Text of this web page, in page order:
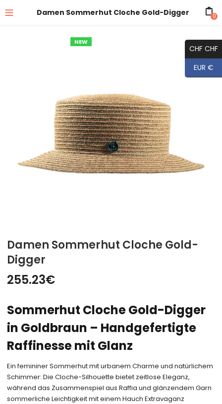
Damen Sommerhut Cloche Gold-Digger 0
NEW
Damen Sommerhut Cloche Gold-
Digger
255.23€
Sommerhut Cloche Gold-Digger
in Goldbraun – Handgefertigte
Raffinesse mit Glanz
Ein femininer Sommerhut mit urbanem Charme und natürlichem
Schimmer: Die Cloche-Silhouette bietet zeitlose Eleganz,
während das Zusammenspiel aus Raffia und glänzendem Garn
sommerliche Leichtigkeit mit einem Hauch Extravaganz
CHF CHF
EUR €